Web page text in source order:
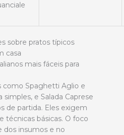
sobre pratos típicos
casa
mais fáceis para
como Spaghetti Aglio e
e Salada Caprese
de partida. Eles exigem
técnicas básicas. O foco
dos insumos e no